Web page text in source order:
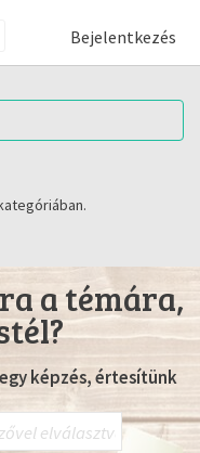
Bejelentkezés
a témára,
képzés, értesítünk